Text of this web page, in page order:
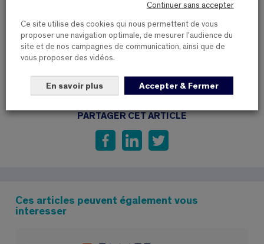
17 FÉVRIER 2026
PARTAGER CET ARTICLE
Ces articles peuvent également vous
interesser
Continuer sans accepter
Ce site utilise des cookies qui nous permettent de vous
proposer une navigation optimale, de mesurer l'audience du
site et de nos campagnes de communication, ainsi que de
vous proposer des vidéos.
En savoir plus Accepter & Fermer